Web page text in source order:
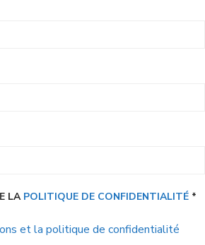
LA POLITIQUE DE CONFIDENTIALITÉ *
et la politique de confidentialité